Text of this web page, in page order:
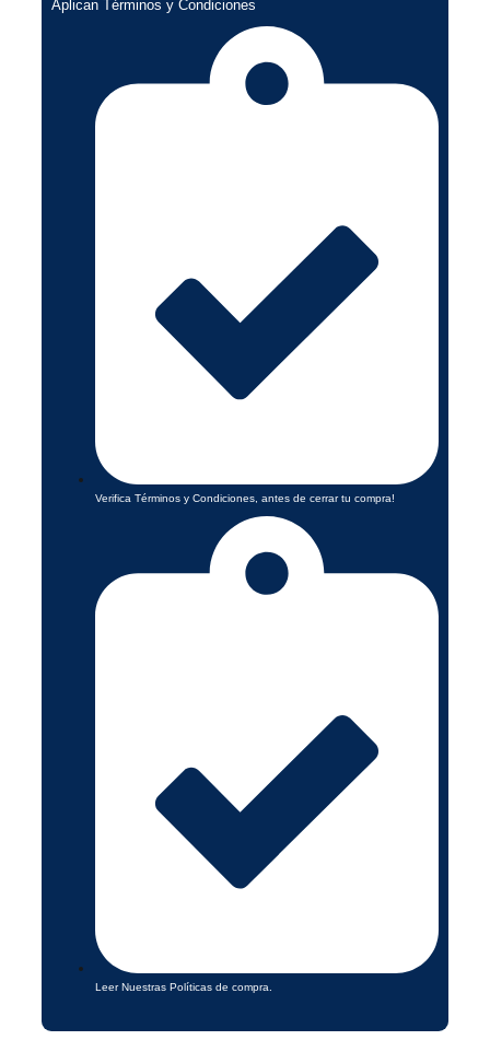
Aplican Términos y Condiciones
Verifica Términos y Condiciones, antes de cerrar tu compra!
Leer Nuestras Políticas de compra.